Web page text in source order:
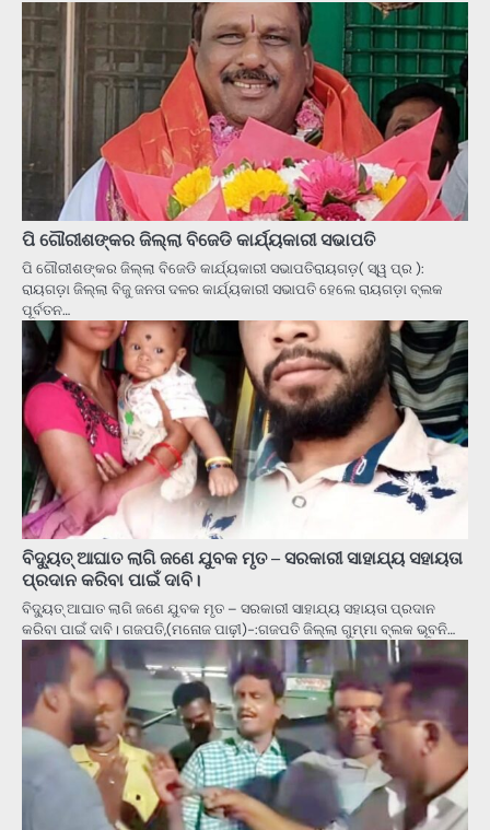
ପି ଗୌରୀଶଙ୍କର ଜିଲ୍ଲା ବିଜେଡି କାର୍ଯ୍ୟକାରୀ ସଭାପତି
ପି ଗୌରୀଶଙ୍କର ଜିଲ୍ଲା ବିଜେଡି କାର୍ଯ୍ୟକାରୀ ସଭାପତିରାୟଗଡ଼( ସ୍ୱ ପ୍ର ):
ରାୟଗଡ଼ା ଜିଲ୍ଲା ବିଜୁ ଜନତା ଦଳର କାର୍ଯ୍ୟକାରୀ ସଭାପତି ହେଲେ ରାୟଗଡ଼ା ବ୍ଲକ
ପୂର୍ବତନ…
ବିଦ୍ୟୁତ୍ ଆଘାତ ଲାଗି ଜଣେ ଯୁବକ ମୃତ – ସରକାରୀ ସାହାଯ୍ୟ ସହାୟତା
ପ୍ରଦାନ କରିବା ପାଇଁ ଦାବି।
ବିଦ୍ୟୁତ୍ ଆଘାତ ଲାଗି ଜଣେ ଯୁବକ ମୃତ – ସରକାରୀ ସାହାଯ୍ୟ ସହାୟତା ପ୍ରଦାନ
କରିବା ପାଇଁ ଦାବି। ଗଜପତି,(ମନୋଜ ପାଢ଼ୀ)-:ଗଜପତି ଜିଲ୍ଲା ଗୁମ୍ମା ବ୍ଲକ ଭୂବନି…